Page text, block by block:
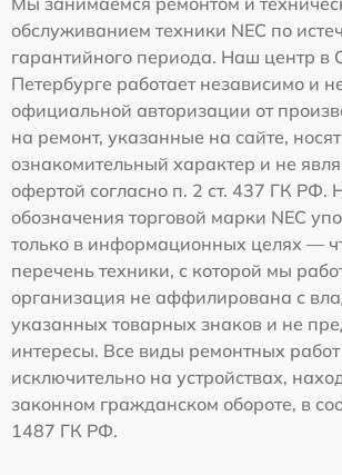
обслуживанием техники NEC по
гарантийного периода. Наш центр в
Петербурге работает независимо и
официальной авторизации от
на ремонт, указанные на сайте,
ознакомительный характер и не
офертой согласно п. 2 ст. 437 ГК РФ.
обозначения торговой марки NEC
только в информационных целях —
перечень техники, с которой мы
организация не аффилирована с
указанных товарных знаков и не
интересы. Все виды ремонтных
исключительно на устройствах,
законном гражданском обороте, в
1487 ГК РФ.